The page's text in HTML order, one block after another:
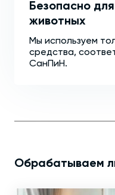
Безопасно
животных
Мы используем
средства,
СанПиН.
Обрабатываем